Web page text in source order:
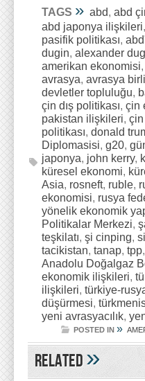
TAGS » abd, abd
abd japonya ilişkileri,
pasifik politikası,
dugin, alexander
amerikan ekonomisi,
avrasya, avrasya
devletler topluluğu,
çin dış politikası, çin
pakistan ilişkileri,
politikası, donald
Diplomasisi, g20,
japonya, john kerry,
küresel ekonomi,
Asia, rosneft, ruble,
ekonomisi, rusya
yönelik ekonomik
Politikalar Merkezi,
teşkilatı, şi cinping,
tacikistan, tanap, tpp,
Anadolu Doğalgaz
ekonomik ilişkileri,
ilişkileri, türkiye-
düşürmesi,
yeni avrasyacılık,
POSTED IN »
Related»